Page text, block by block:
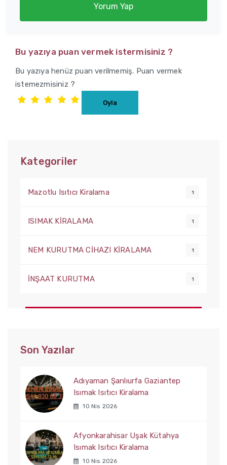
Yorum Yap
Bu yazıya puan vermek istermisiniz ?
Bu yazıya henüz puan verilmemiş. Puan vermek
istemezmisiniz ?
Kategoriler
Mazotlu Isıtıcı Kiralama 1
ISIMAK KİRALAMA 1
NEM KURUTMA CİHAZI KİRALAMA 1
İNŞAAT KURUTMA 1
Son Yazılar
Adıyaman Şanlıurfa Gaziantep
Isımak Isıtıcı Kiralama
10 Nis 2026
Afyonkarahisar Uşak Kütahya
Isımak Isıtıcı Kiralama
10 Nis 2026